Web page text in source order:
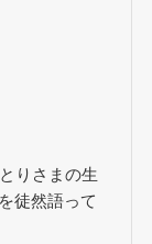
りさまの生
徒然語って